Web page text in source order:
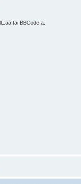
tai BBCode:a.